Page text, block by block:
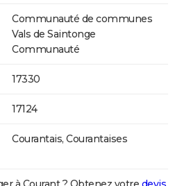
Communauté de communes
Vals de Saintonge
Communauté
17330
17124
Courantais, Courantaises